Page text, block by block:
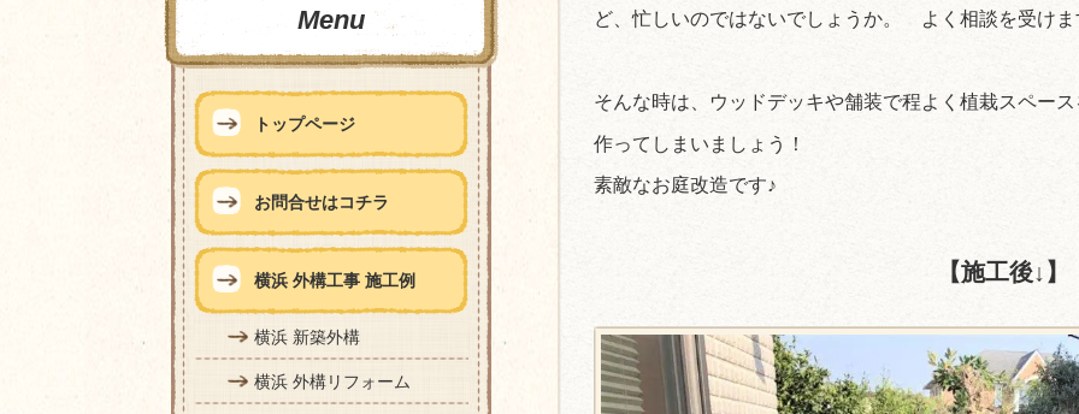
ど、忙しいのではないでしょうか。 よく相談を受けま
そんな時は、ウッドデッキや舗装で程よく植栽スペー
作ってしまいましょう！
素敵なお庭改造です♪
【施工後↓】
Menu
トップページ
お問合せはコチラ
横浜 外構工事 施工例
横浜 新築外構
横浜 外構リフォーム